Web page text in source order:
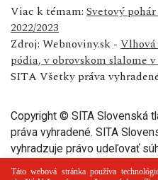
Viac k témam: Svetový
2022/2023
Zdroj: Webnoviny.sk -
pódia, v obrovskom
SITA Všetky práva
Copyright © SITA Slovenská
práva vyhradené. SITA
vyhradzuje právo udeľovať